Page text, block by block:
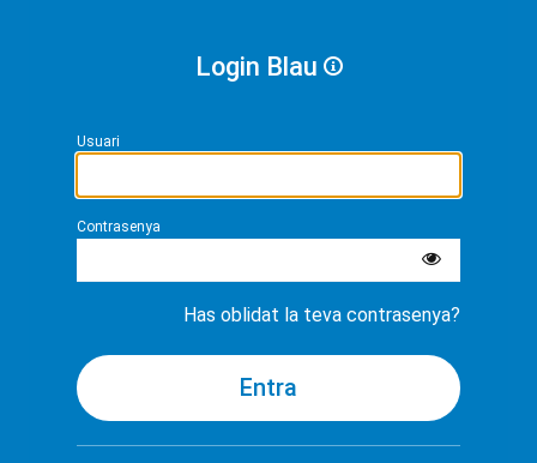
Login Blau
Usuari
Contrasenya
Has oblidat la teva contrasenya?